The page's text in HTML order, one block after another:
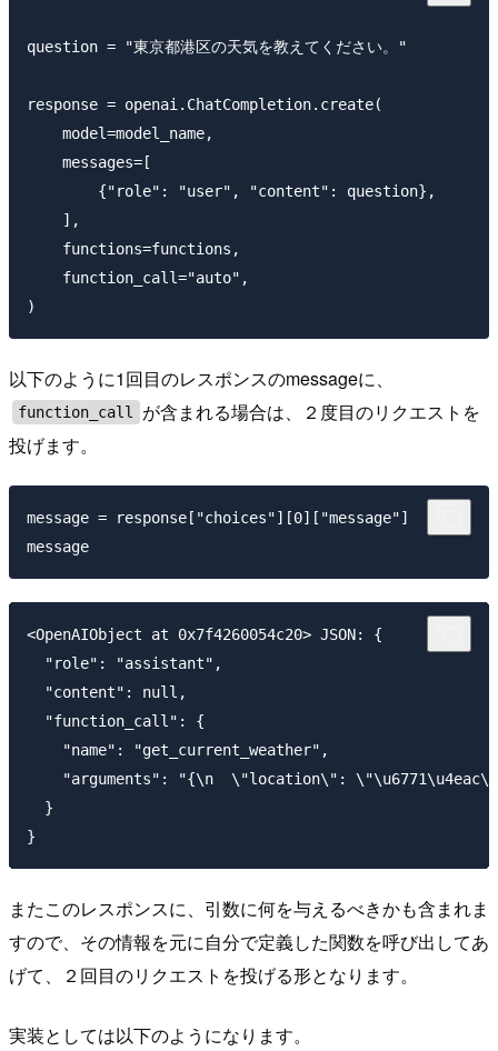
question = "東京都港区の天気を教えてください。"
response = openai.ChatCompletion.create(
    model=model_name,
    messages=[
        {"role": "user", "content": question},
    ],
    functions=functions,
    function_call="auto",
以下のように1回目のレスポンスのmessageに、
function_call
が含まれる場合は、２度目のリクエストを
投げます。
message = response["choices"][0]["message"]
<OpenAIObject at 0x7f4260054c20> JSON: {
  "role": "assistant",
  "content": null,
  "function_call": {
    "name": "get_current_weather",
"arguments": "{\n  \"location\":
  }
またこのレスポンスに、引数に何を与えるべきかも含まれま
すので、その情報を元に自分で定義した関数を呼び出してあ
げて、２回目のリクエストを投げる形となります。
実装としては以下のようになります。